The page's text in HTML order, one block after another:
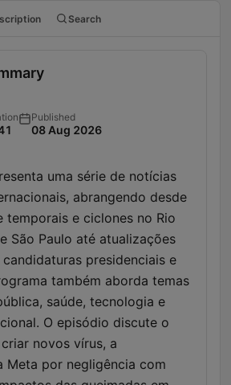
Search
Published
08 Aug 2026
uma série de notícias
abrangendo desde
temporais e ciclones no Rio
São Paulo até atualizações
presidenciais e
também aborda temas
saúde, tecnologia e
O episódio discute o
novos vírus, a
Meta por negligência com